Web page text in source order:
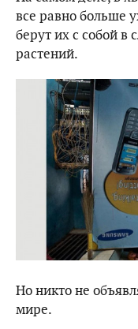
все равно больше
берут их с собой в
растений.
Но никто не
мире.